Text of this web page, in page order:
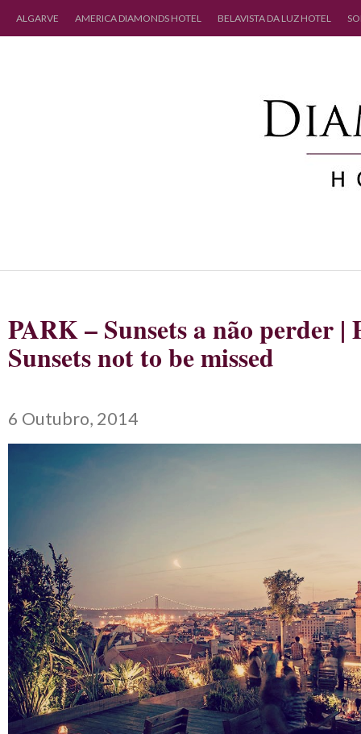
ALGARVE AMERICA DIAMONDS HOTEL BELAVISTA DA LUZ HOTEL
PARK – Sunsets a não perder |
Sunsets not to be missed
6 Outubro, 2014